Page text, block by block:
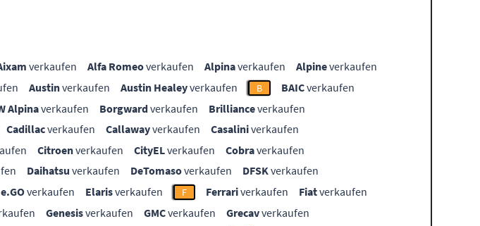
verkaufen Alfa Romeoverkaufen Alpinaverkaufen Alpineverkaufen
Austinverkaufen Austin Healeyverkaufen B BAICverkaufen
Alpinaverkaufen Borgwardverkaufen Brillianceverkaufen
Cadillacverkaufen Callawayverkaufen Casaliniverkaufen
Citroenverkaufen CityELverkaufen Cobraverkaufen
Daihatsu verkaufen DeTomasoverkaufen DFSKverkaufen
e.GOverkaufen Elarisverkaufen F Ferrariverkaufen Fiatverkaufen
Genesisverkaufen GMCverkaufen Grecavverkaufen